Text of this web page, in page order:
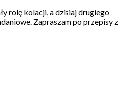
rolę kolacji, a dzisiaj drugiego
Zapraszam po przepisy z